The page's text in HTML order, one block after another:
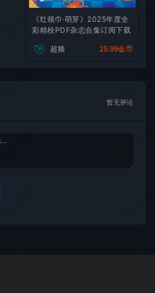
《红领巾·萌芽》2025年度全
彩精校PDF杂志合集订阅下载
超频 25.99金币
暂无评论
微刊杂志社
微刊杂
微刊杂志社